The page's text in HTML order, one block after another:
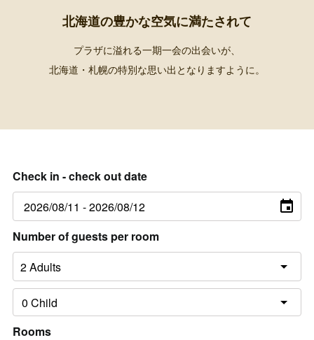
北海道の豊かな空気に満たされて
プラザに溢れる一期一会の出会いが、
北海道・札幌の特別な思い出となりますように。
Check in - check out date
Number of guests per room
Rooms